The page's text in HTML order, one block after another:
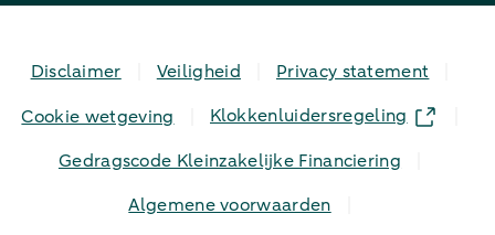
Disclaimer Veiligheid
Privacy statement
Cookie wetgeving
Klokkenluidersregeling
Gedragscode Kleinzakelijke Financiering
Algemene voorwaarden